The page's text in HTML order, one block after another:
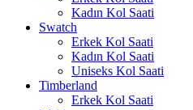
Kadın Kol Saati
Swatch
Erkek Kol Saati
Kadın Kol Saati
Uniseks Kol Saati
Timberland
Erkek Kol Saati